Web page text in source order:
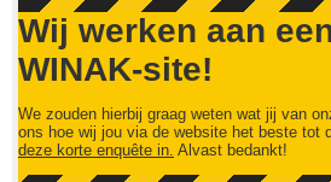
Wij werken aan
WINAK-site!
We zouden hierbij graag weten wat jij van
ons hoe wij jou via de website het beste tot
deze korte enquête in. Alvast bedankt!